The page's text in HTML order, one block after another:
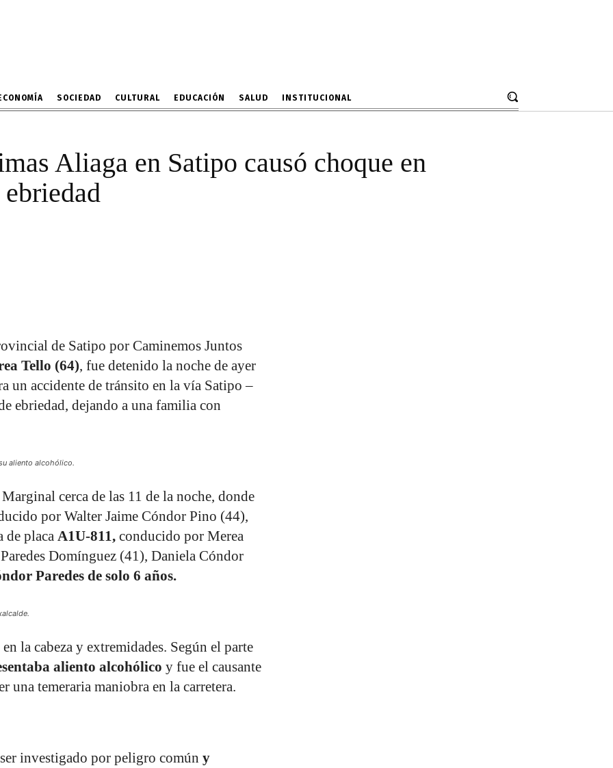
SOCIEDAD CULTURAL EDUCACIÓN SALUD INSTITUCIONAL
de Dimas Aliaga en Satipo causó
Aliaga en Satipo causó choque en
de Satipo por Caminemos Juntos
Tello (64), fue detenido la noche de ayer
un accidente de tránsito en la vía Satipo –
ebriedad, dejando a una familia con
aliento alcohólico.
cerca de las 11 de la noche, donde
por Walter Jaime Cóndor Pino (44),
de placa A1U-811, conducido por Merea
Domínguez (41), Daniela Cóndor
Paredes de solo 6 años.
la cabeza y extremidades. Según el parte
aliento alcohólico y fue el causante
una temeraria maniobra en la carretera.
investigado por peligro común y